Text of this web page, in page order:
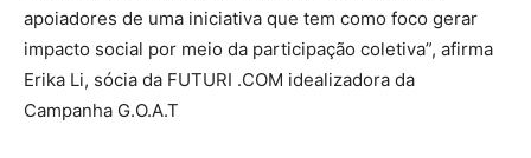
apoiadores de uma iniciativa que tem como foco gerar
impacto social por meio da participação coletiva”, afirma
Erika Li, sócia da FUTURI .COM idealizadora da
Campanha G.O.A.T